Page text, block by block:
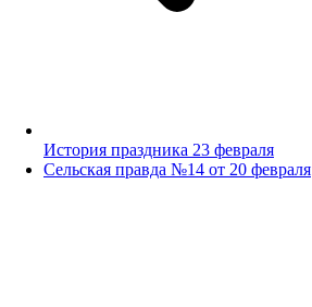
История праздника 23 февраля
Сельская правда №14 от 20 февраля